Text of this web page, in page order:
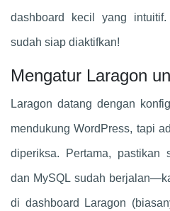
dashboard kecil yang
sudah siap diaktifkan!
Mengatur Laragon
Laragon datang dengan
mendukung WordPress, tapi
diperiksa. Pertama, pastikan
dan MySQL sudah
di dashboard Laragon